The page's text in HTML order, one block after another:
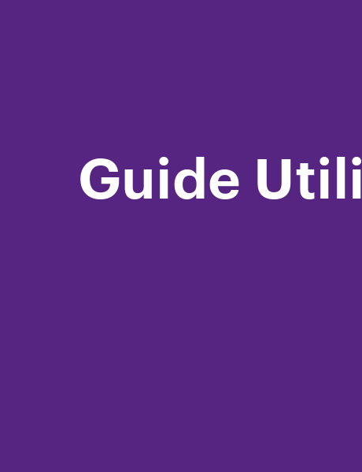
Guide Utili